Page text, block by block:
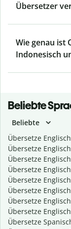
Übersetzer
Wie genau ist
Indonesisch
Beliebte
Beliebte
Übersetze
Übersetze
Übersetze
Übersetze
Übersetze
Übersetze
Übersetze
Übersetze
Übersetze